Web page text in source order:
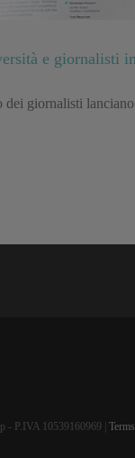
e giornalisti
giornalisti
- P.IVA 10539160969 |